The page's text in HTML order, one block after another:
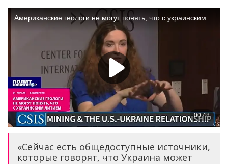
«Сейчас есть общедоступные источники,
которые говорят, что Украина может